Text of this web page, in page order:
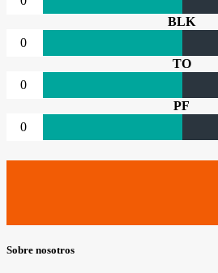
BLK
0
TO
0
PF
0
Sobre nosotros